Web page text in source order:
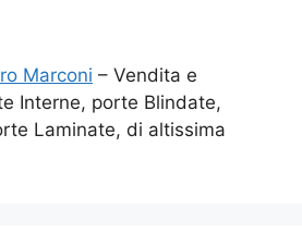
Marconi – Vendita e
Interne, porte Blindate,
Laminate, di altissima